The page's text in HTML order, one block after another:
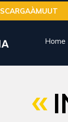
Home
SCARGAÀMUUT